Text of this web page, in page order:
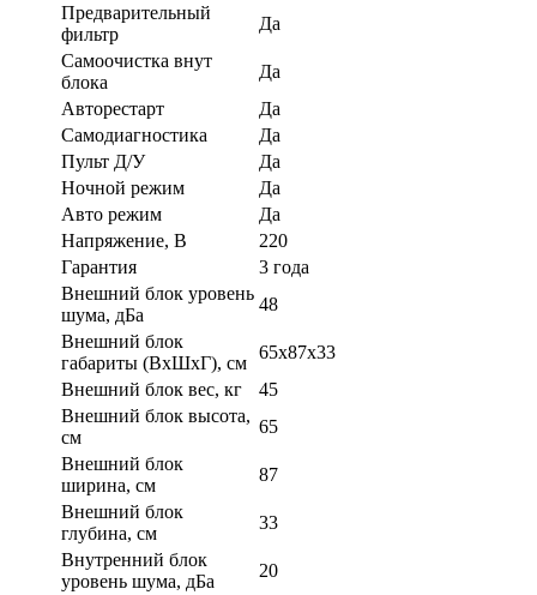
Предварительный
фильтр
Да
Самоочистка внут
блока
Да
Авторестарт
Да
Самодиагностика
Да
Пульт Д/У
Да
Ночной режим
Да
Авто режим
Да
Напряжение, В
220
Гарантия
3 года
Внешний блок уровень
шума, дБа
48
Внешний блок
габариты (ВхШхГ), см
65x87x33
Внешний блок вес, кг
45
Внешний блок высота,
см
65
Внешний блок
ширина, см
87
Внешний блок
глубина, см
33
Внутренний блок
уровень шума, дБа
20